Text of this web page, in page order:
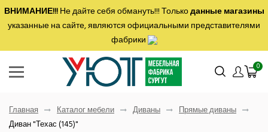
ВНИМАНИЕ!!!Не дайте себя обмануть!!! Толькоданные магазины
указанные на сайте, являются официальными представителями
фабрики
0
Главная Каталог мебели Диваны
Прямые диваны
Диван "Техас (145)"